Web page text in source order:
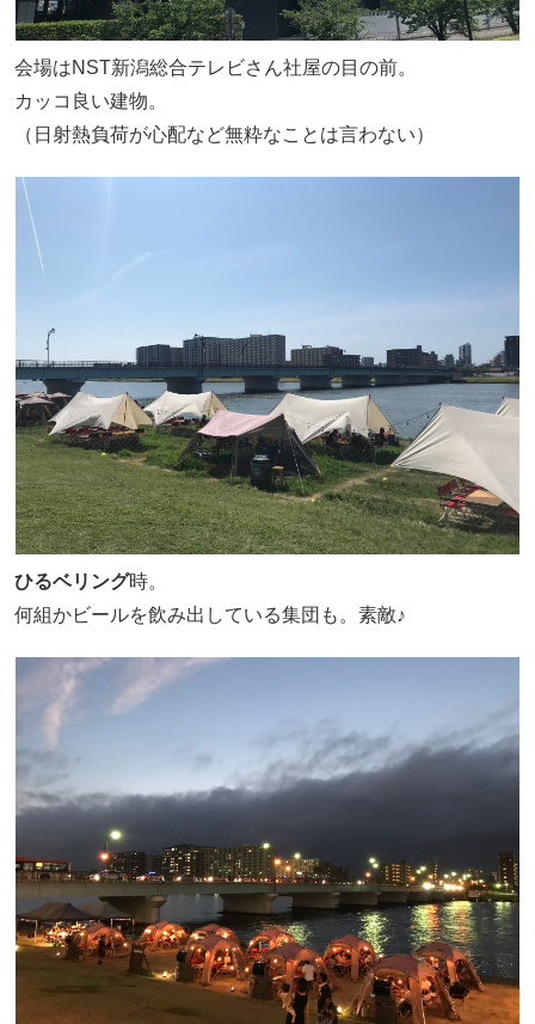
会場はNST新潟総合テレビさん社屋の目の前。
カッコ良い建物。
（日射熱負荷が心配など無粋なことは言わない）
ひるベリング時。
何組かビールを飲み出している集団も。素敵♪